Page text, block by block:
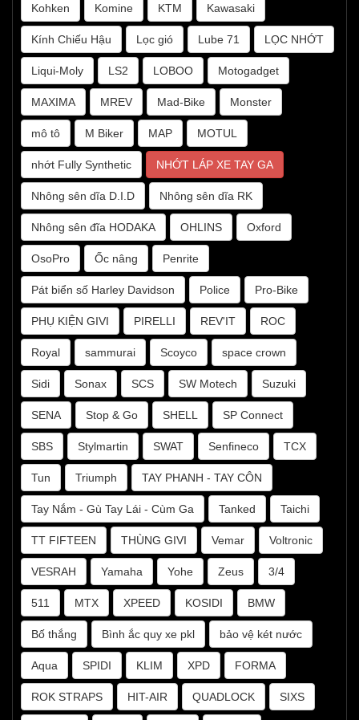
Kohken Komine KTM Kawasaki
Kính Chiếu Hậu Lọc gió Lube 71 LỌC NHỚT
Liqui-Moly LS2 LOBOO Motogadget
MAXIMA MREV Mad-Bike Monster
mô tô M Biker MAP MOTUL
nhớt Fully Synthetic NHỚT LÁP XE TAY GA
Nhông sên dĩa D.I.D Nhông sên dĩa RK
Nhông sên đĩa HODAKA OHLINS Oxford
OsoPro Ốc nâng Penrite
Pát biển số Harley Davidson Police Pro-Bike
PHỤ KIỆN GIVI PIRELLI REV'IT ROC
Royal sammurai Scoyco space crown
Sidi Sonax SCS SW Motech Suzuki
SENA Stop & Go SHELL SP Connect
SBS Stylmartin SWAT Senfineco TCX
Tun Triumph TAY PHANH - TAY CÔN
Tay Nắm - Gù Tay Lái - Cùm Ga Tanked Taichi
TT FIFTEEN THÙNG GIVI Vemar Voltronic
VESRAH Yamaha Yohe Zeus 3/4
511 MTX XPEED KOSIDI BMW
Bố thắng Bình ắc quy xe pkl bảo vệ két nước
Aqua SPIDI KLIM XPD FORMA
ROK STRAPS HIT-AIR QUADLOCK SIXS